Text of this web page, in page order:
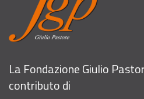
La Fondazione Giulio
contributo di